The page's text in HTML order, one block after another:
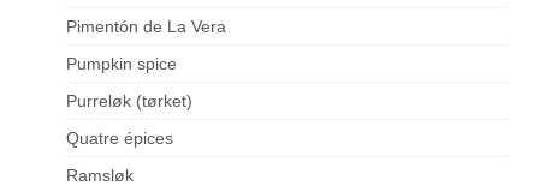
Pimentón de La Vera
Pumpkin spice
Purreløk (tørket)
Quatre épices
Ramsløk